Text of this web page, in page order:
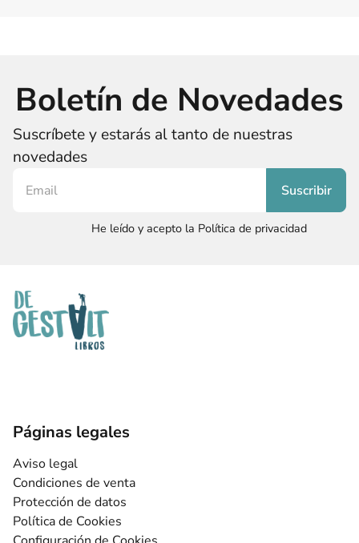
Boletín de Novedades
Suscríbete y estarás al tanto de nuestras
novedades
He leído y acepto la Política de privacidad
Páginas legales
Aviso legal
Condiciones de venta
Protección de datos
Política de Cookies